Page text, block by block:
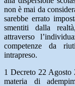
non è mai da
sarebbe errato
smentiti dalla
attraverso
competenze da
intrapreso.
1 Decreto 22 Agosto
materia di